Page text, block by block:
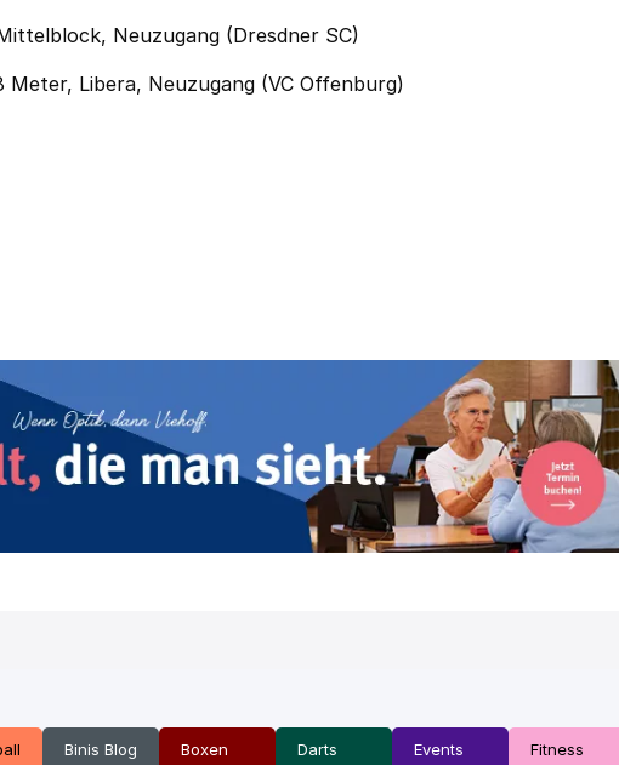
Neuzugang (Dresdner SC)
Libera, Neuzugang (VC Offenburg)
Binis Blog Boxen Darts Events Fitness